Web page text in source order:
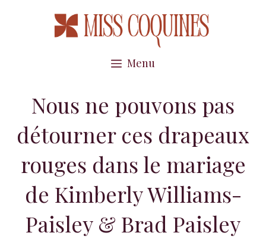
Menu
Nous ne pouvons pas
détourner ces drapeaux
rouges dans le mariage
de Kimberly Williams-
Paisley & Brad Paisley